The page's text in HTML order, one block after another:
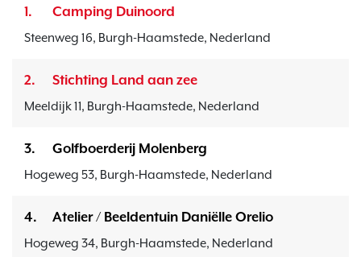
1. Camping Duinoord
Steenweg 16, Burgh-Haamstede, Nederland
2. Stichting Land aan zee
Meeldijk 11, Burgh-Haamstede, Nederland
3. Golfboerderij Molenberg
Hogeweg 53, Burgh-Haamstede, Nederland
4. Atelier / Beeldentuin Daniëlle Orelio
Hogeweg 34, Burgh-Haamstede, Nederland